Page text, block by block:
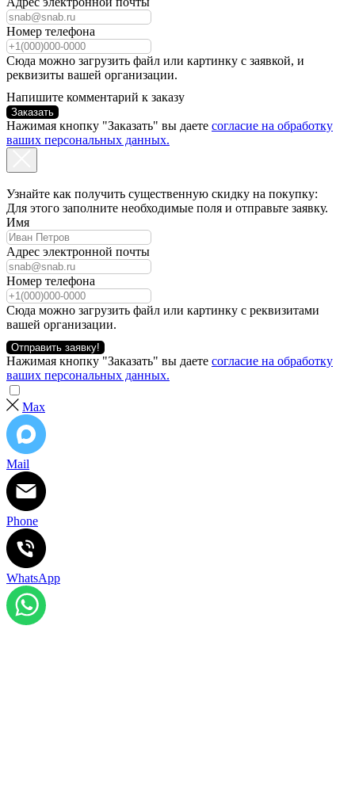
Номер телефона
Сюда можно загрузить файл или картинку с заявкой, и
реквизиты вашей организации.
Напишите комментарий к заказу
Заказать
Нажимая кнопку "Заказать" вы даете согласие на обработку
ваших персональных данных.
Узнайте как получить существенную скидку на покупку:
Для этого заполните необходимые поля и отправьте заявку.
Имя
Адрес электронной почты
Номер телефона
Сюда можно загрузить файл или картинку с реквизитами
вашей организации.
Отправить заявку!
Нажимая кнопку "Заказать" вы даете согласие на обработку
ваших персональных данных.
Max
Mail
Phone
WhatsApp